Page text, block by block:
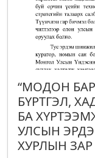
“МОДОН
БҮРТГЭЛ,
БА
УЛСЫН
ХУРЛЫН ЗАР